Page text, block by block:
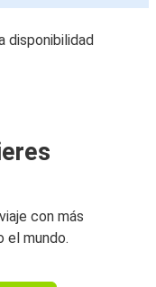
disponibilidad
con más
el mundo.